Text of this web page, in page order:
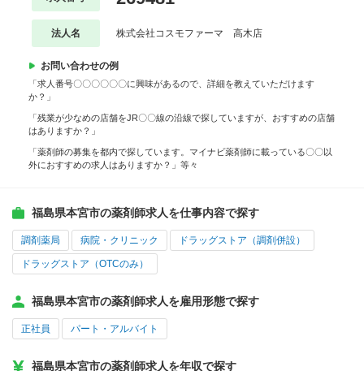
法人名 株式会社コスモファーマ 高木店
お問い合わせの例
「求人番号〇〇〇〇〇〇に興味があるので、詳細を教えていただけます
か？」
「残業が少なめの店舗をJR〇〇線の沿線で探していますが、おすすめの店舗
はありますか？」
「薬剤師の募集を都内で探しています。マイナビ薬剤師に載っている〇〇以
外におすすめの求人はありますか？」等々
福島県本宮市の薬剤師求人を仕事内容で探す
調剤薬局 病院・クリニック ドラッグストア（調剤併設）
ドラッグストア（OTCのみ）
福島県本宮市の薬剤師求人を雇用形態で探す
正社員 パート・アルバイト
福島県本宮市の薬剤師求人を年収で探す